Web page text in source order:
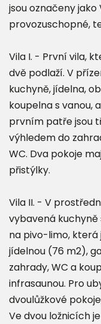
jsou označeny jako
provozuschopné,
Vila I. - První vila,
dvě podlaží. V
kuchyně, jídelna,
koupelna s vanou,
prvním patře jsou
výhledem do
WC. Dva pokoje
přistýlky.
Vila II. - V
vybavená
na pivo-limo, která
jídelnou (76 m2),
zahrady, WC a
infrasaunou. Pro
dvoulůžkové
Ve dvou ložnicích